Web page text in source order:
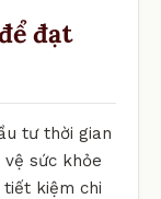
đạt
tư thời gian
sức khỏe
kiệm chi